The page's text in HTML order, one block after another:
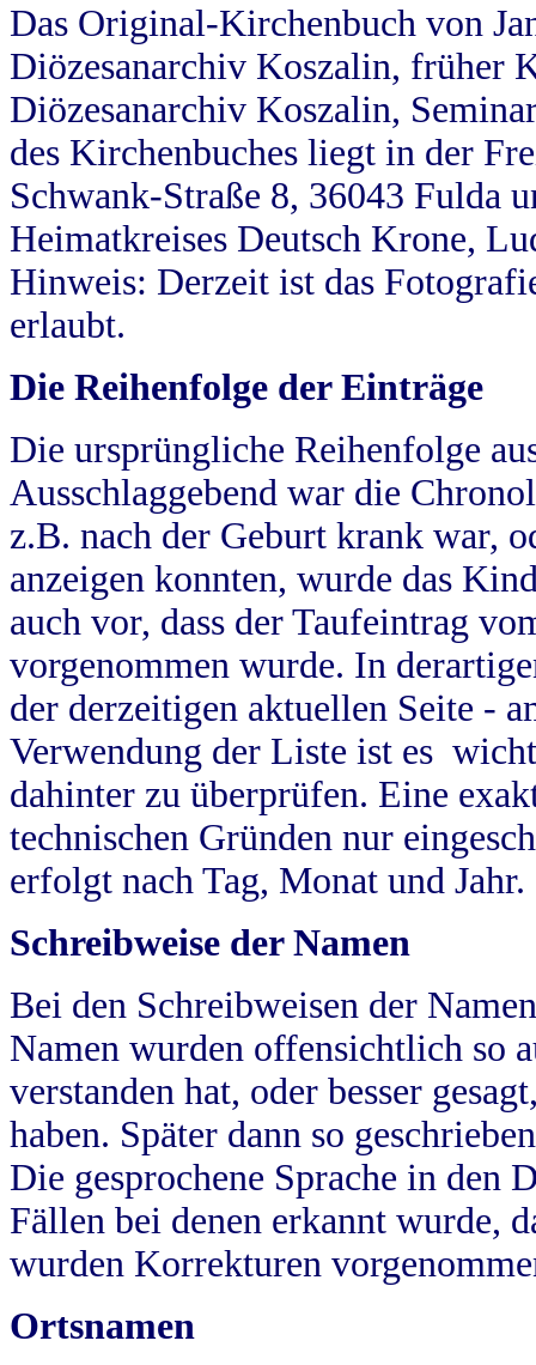
Das Original-Kirchenbuch von
Diözesanarchiv Koszalin, früher
Diözesanarchiv Koszalin,
des Kirchenbuches liegt in der
Schwank-Straße 8, 36043 Fulda
Heimatkreises Deutsch Krone,
Hinweis: Derzeit ist das
erlaubt.
Die Reihenfolge der Einträge
Die ursprüngliche Reihenfolge
Ausschlaggebend war die
z.B. nach der Geburt krank war,
anzeigen konnten, wurde das
auch vor, dass der Taufeintrag
vorgenommen wurde. In
der derzeitigen aktuellen Seite -
Verwendung der Liste ist es
dahinter zu überprüfen. Eine
technischen Gründen nur
erfolgt nach Tag, Monat und Jahr.
Schreibweise der Namen
Bei den Schreibweisen der
Namen wurden offensichtlich so
verstanden hat, oder besser
haben. Später dann so
Die gesprochene Sprache in
Fällen bei denen erkannt wurde,
wurden Korrekturen
Ortsnamen